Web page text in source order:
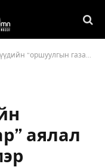
газар” аялал жуулчлалын үзмэр болгоно
аялал